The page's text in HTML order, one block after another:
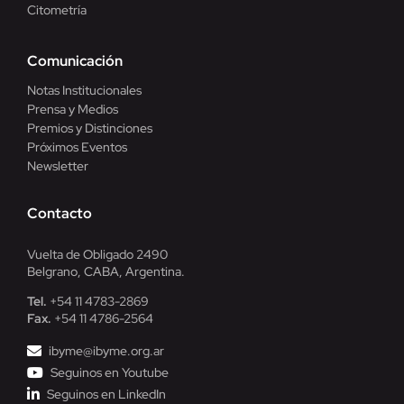
Citometría
Comunicación
Notas Institucionales
Prensa y Medios
Premios y Distinciones
Próximos Eventos
Newsletter
Contacto
Vuelta de Obligado 2490
Belgrano, CABA, Argentina.
Tel. +54 11 4783-2869
Fax. +54 11 4786-2564
ibyme@ibyme.org.ar
Seguinos en Youtube
Seguinos en LinkedIn